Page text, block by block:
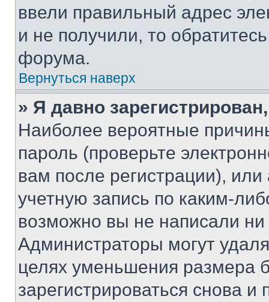
ввели правильный адрес
и не получили, то
форума.
Вернуться наверх
» Я давно
Наиболее вероятные
пароль (проверьте
вам после регистрации),
учетную запись по каким-
возможно вы не написали
Администраторы могут
целях уменьшения размера
зарегистрироваться снова и